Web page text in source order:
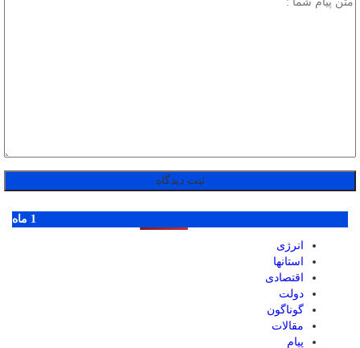
1 ماه
انرژی
استانها
اقتصادی
دولت
گوناگون
مقالات
پیام